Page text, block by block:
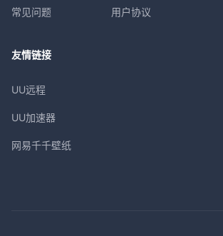
常见问题 用户协议
友情链接
UU远程
UU加速器
网易千千壁纸